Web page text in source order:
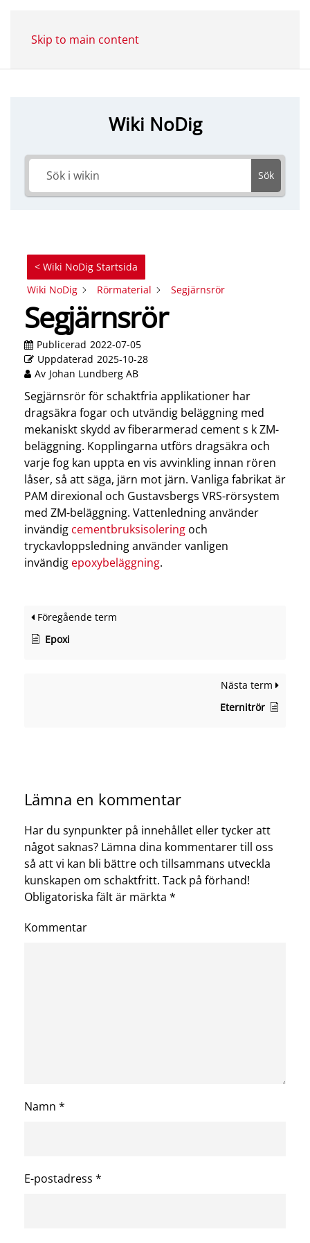
Skip to main content
Wiki NoDig
Sök
< Wiki NoDig Startsida
Wiki NoDig
Rörmaterial Segjärnsrör
Segjärnsrör
Publicerad 2022-07-05
Uppdaterad 2025-10-28
Av Johan Lundberg AB
Segjärnsrör för schaktfria applikationer har
dragsäkra fogar och utvändig beläggning med
mekaniskt skydd av fiberarmerad cement s k ZM-
beläggning. Kopplingarna utförs dragsäkra och
varje fog kan uppta en vis avvinkling innan rören
låser, så att säga, järn mot järn. Vanliga fabrikat är
PAM direxional och Gustavsbergs VRS-rörsystem
med ZM-beläggning. Vattenledning använder
invändig cementbruksisolering och
tryckavloppsledning använder vanligen
invändig epoxybeläggning.
Föregående term
Epoxi
Nästa term
Eternitrör
Lämna en kommentar
Har du synpunkter på innehållet eller tycker att
något saknas? Lämna dina kommentarer till oss
så att vi kan bli bättre och tillsammans utveckla
kunskapen om schaktfritt. Tack på förhand!
Obligatoriska fält är märkta *
Kommentar
Namn *
E-postadress *